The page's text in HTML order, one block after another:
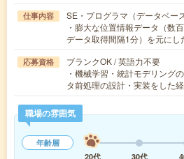
仕事内容
SE・プログラマ（データベー
・膨大な位置情報データ（数
データ取得間隔1分）を元に
応募資格
ブランクOK / 英語力不要
・機械学習・統計モデリン
タ前処理の設計・実装をし
職場の雰囲気
年齢層
20代
30代